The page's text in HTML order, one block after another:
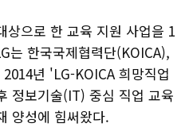
상으로 한 교육 지원 사업을 1
는 한국국제협력단(KOICA),
년 'LG-KOICA 희망직업
정보기술(IT) 중심 직업 교육
양성에 힘써왔다.